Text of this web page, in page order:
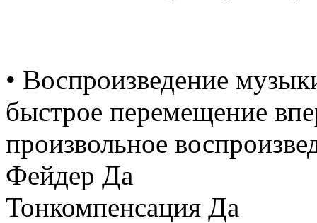
• Воспроизведение
быстрое перемещение
произвольное
Фейдер Да
Тонкомпенсация Да